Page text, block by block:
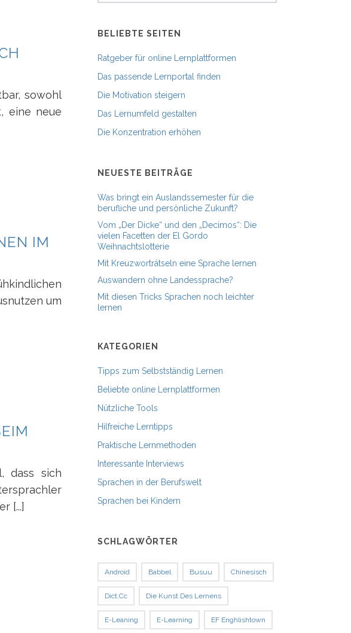
sowohl
eine neue
IM
um
dass sich
[...]
BELIEBTE SEITEN
Ratgeber für online Lernplattformen
Das passende Lernportal finden
Die Motivation steigern
Das Lernumfeld gestalten
Die Konzentration erhöhen
NEUESTE BEITRÄGE
Was bringt ein Auslandssemester für die
berufliche und persönliche Zukunft?
Vom „Der Dicke“ und den „Decimos“: Die
vielen Facetten der El Gordo
Weihnachtslotterie
Mit Kreuzworträtseln eine Sprache lernen
Auswandern ohne Landessprache?
Mit diesen Tricks Sprachen noch leichter
lernen
KATEGORIEN
Tipps zum Selbstständig Lernen
Beliebte online Lernplattformen
Nützliche Tools
Hilfreiche Lerntipps
Praktische Lernmethoden
Interessante Interviews
Sprachen in der Berufswelt
Sprachen bei Kindern
SCHLAGWÖRTER
Android Babbel Busuu Chinesisch
Dict.cc Die Kunst Des Lernens
E-Leaning E-Learning EF Enghlishtown